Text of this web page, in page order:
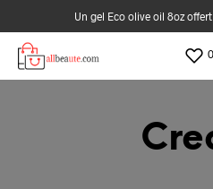
Un gel Eco olive oil 8oz
0